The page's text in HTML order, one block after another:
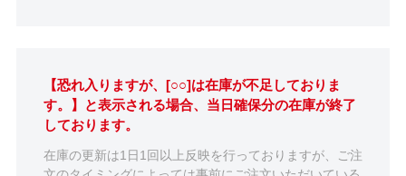
【恐れ入りますが、[○○]は在庫が不足しておりま
す。】と表示される場合、当日確保分の在庫が終了
しております。
在庫の更新は1日1回以上反映を行っておりますが、ご注